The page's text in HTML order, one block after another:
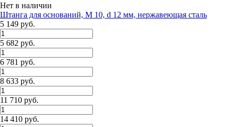
Нет в наличии
Штанга для оснований, М 10, d 12 мм, нержавеющая сталь
5 149 руб.
5 682 руб.
6 781 руб.
8 633 руб.
11 710 руб.
14 410 руб.